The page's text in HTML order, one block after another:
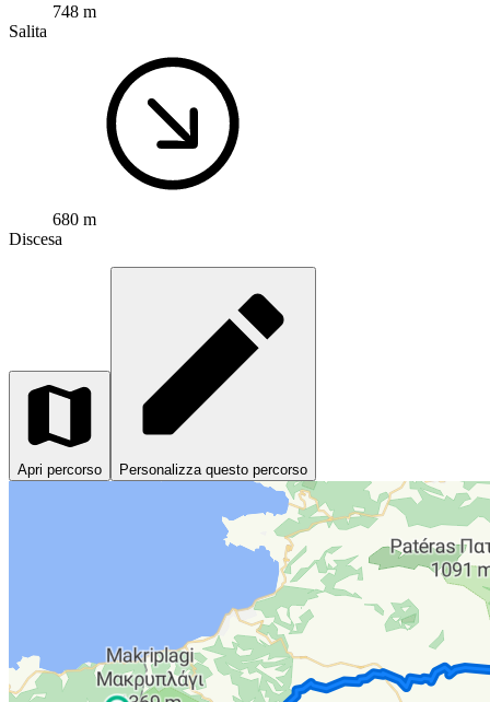
748 m
Salita
680 m
Discesa
Apri percorso Personalizza questo percorso